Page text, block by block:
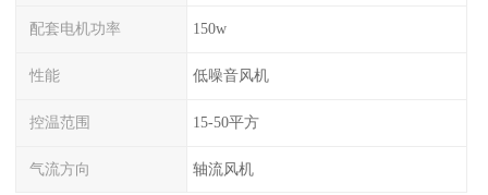
配套电机功率 150w
性能 低噪音风机
控温范围 15-50平方
气流方向 轴流风机